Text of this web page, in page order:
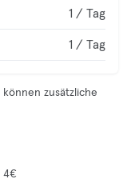
1 / Tag
1 / Tag
zusätzliche
4€